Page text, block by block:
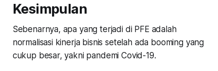
Kesimpulan
Sebenarnya, apa yang terjadi di PFE adalah
normalisasi kinerja bisnis setelah ada booming yang
cukup besar, yakni pandemi Covid-19.